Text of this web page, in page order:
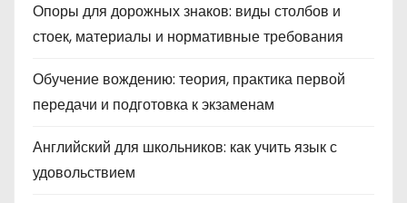
Опоры для дорожных знаков: виды столбов и
стоек, материалы и нормативные требования
Обучение вождению: теория, практика первой
передачи и подготовка к экзаменам
Английский для школьников: как учить язык с
удовольствием